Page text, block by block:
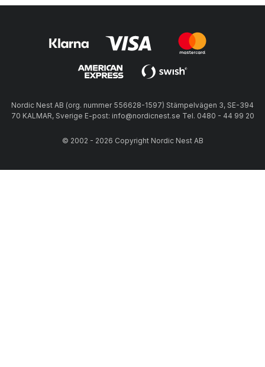
Nordic Nest AB (org. nummer 556628-1597) Stämpelvägen 3, SE-394
70 KALMAR, Sverige E-post: info@nordicnest.se Tel. 0480 - 44 99 20
© 2002 - 2026 Copyright Nordic Nest AB